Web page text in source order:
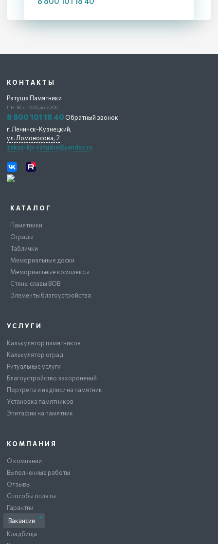
КАТАЛОГ
Памятники
Ограды
Таблички
Мемориальные доски
Мемориальные комплексы
Стены славы ВОВ
Элементы благоустройства
УСЛУГИ
Калькулятор памятников
Калькулятор оград
Ритуальные услуги
Благоустройство захоронений
Портреты и надписи на памятник
Установка памятников
Эпитафии на памятник
КОМПАНИЯ
О компании
Выполненные работы
Отзывы
Способы оплаты
Гарантии
Вакансии
Кладбища
КОНТАКТЫ
Ратуша Памятники
ПН-ВС с 10:00 до 20:00
8 800 101 18 40 Обратный звонок
г. Ленинск-Кузнецкий,
ул. Ломоносова, 2
zakaz-kp-ratusha@yandex.ru